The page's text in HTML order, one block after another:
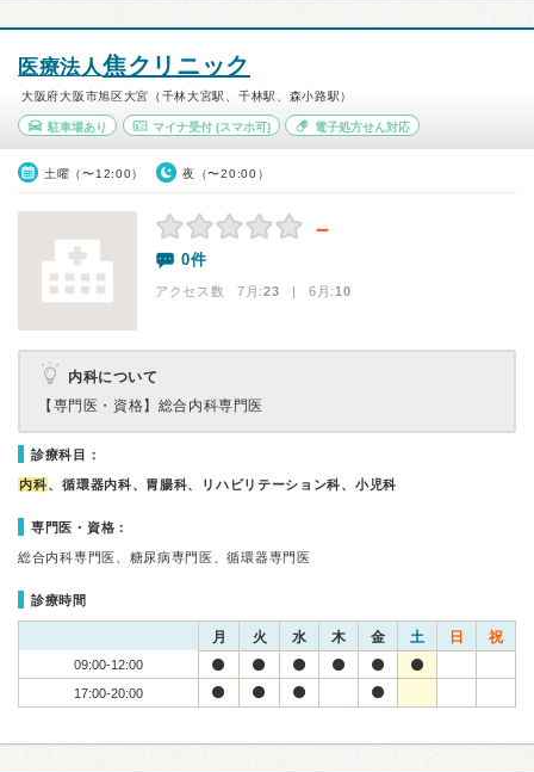
医療法人焦クリニック
大阪府大阪市旭区大宮（千林大宮駅、千林駅、森小路駅）
駐車場あり マイナ受付(スマホ可) 電子処方せん対応
土曜（〜12:00） 夜（〜20:00）
－
0件
アクセス数 7月:23 | 6月:10
内科について
【専門医・資格】 総合内科専門医
診療科目：
内科、循環器内科、胃腸科、リハビリテーション科、小児科
専門医・資格：
総合内科専門医、糖尿病専門医、循環器専門医
診療時間
月 火 水 木 金 土 日 祝
09:00-12:00
17:00-20:00